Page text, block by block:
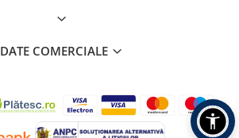
DATE COMERCIALE